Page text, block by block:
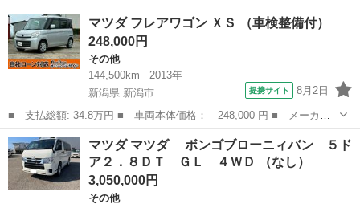
ー名： マツダ ■ 車種名： フレアクロスオーバー ■ グレード
名： ＸＧ 社外ナビ（フルセグＴＶ／Ｂｌｕｅｔｏｏｔｈ／ＣＤ／
ＤＶＤ） ...
富山 富山市 その他
マツダ フレアワゴン ＸＳ （車検整備付）
248,000円
その他
144,500km
2013年
新潟県 新潟市
提携サイト 8月2日
■ 支払総額: 34.8万円 ■ 車両本体価格： 248,000 円 ■ メーカー
名： マツダ ■ 車種名： フレアワゴン ■ グレード名： ＸＳ
■ 排気量： 660cc ■ ドア枚数： 5D ■ ミッション： インパネ...
新潟 新潟市 その他
マツダ マツダ ボンゴブローニィバン ５ド
ア２．８ＤＴ ＧＬ ４ＷＤ （なし）
3,050,000円
その他